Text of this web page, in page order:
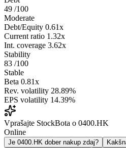
49 /100
Moderate
Debt/Equity 0.61x
Current ratio 1.32x
Int. coverage 3.62x
Stability
83 /100
Stable
Beta 0.81x
Rev. volatility 28.89%
EPS volatility 14.39%
Vprašajte StockBota o 0400.HK
Online
Je 0400.HK dober nakup zdaj?